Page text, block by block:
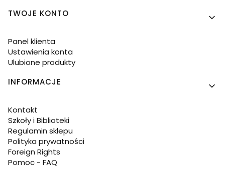
TWOJE KONTO
Panel klienta
Ustawienia konta
Ulubione produkty
INFORMACJE
Kontakt
Szkoły i Biblioteki
Regulamin sklepu
Polityka prywatności
Foreign Rights
Pomoc - FAQ